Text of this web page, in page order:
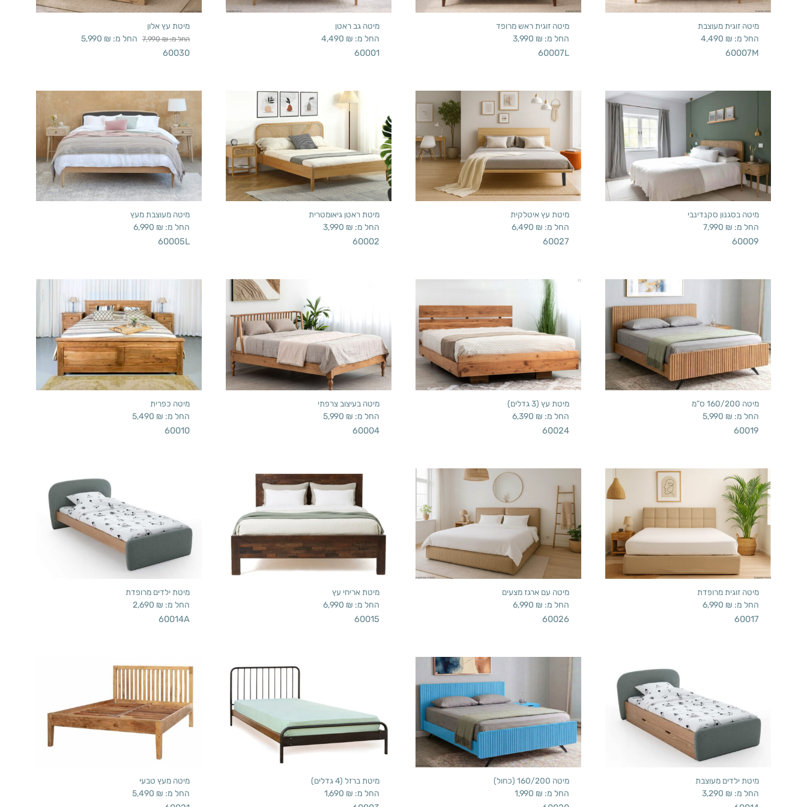
מיטה זוגית מעוצבת
החל מ: 4,490 ₪
60007M
מיטה זוגית ראש מרופד
החל מ: 3,990 ₪
60007L
מיטה גב ראטן
החל מ: 4,490 ₪
60001
מיטת עץ אלון
החל מ: 7,990₪ החל מ: 5,990 ₪
60030
מיטה בסגנון סקנדינבי
החל מ: 7,990 ₪
60009
מיטת עץ איטלקית
החל מ: 6,490 ₪
60027
מיטת ראטן גיאומטרית
החל מ: 3,990 ₪
60002
מיטה מעוצבת מעץ
החל מ: 6,990 ₪
60005L
מיטה 160/200 ס”מ
החל מ: 5,990 ₪
60019
מיטת עץ (3 גדלים)
החל מ: 6,390 ₪
60024
מיטה בעיצוב צרפתי
החל מ: 5,990 ₪
60004
מיטה כפרית
החל מ: 5,490 ₪
60010
מיטה זוגית מרופדת
החל מ: 6,990 ₪
60017
מיטה עם ארגז מצעים
החל מ: 6,990 ₪
60026
מיטת אריחי עץ
החל מ: 6,990 ₪
60015
מיטת ילדים מרופדת
החל מ: 2,690 ₪
60014A
מיטת ילדים מעוצבת
החל מ: 3,290 ₪
מיטה 160/200 (כחול)
החל מ: 1,990 ₪
מיטת ברזל (4 גדלים)
החל מ: 1,690 ₪
מיטה מעץ טבעי
החל מ: 5,490 ₪